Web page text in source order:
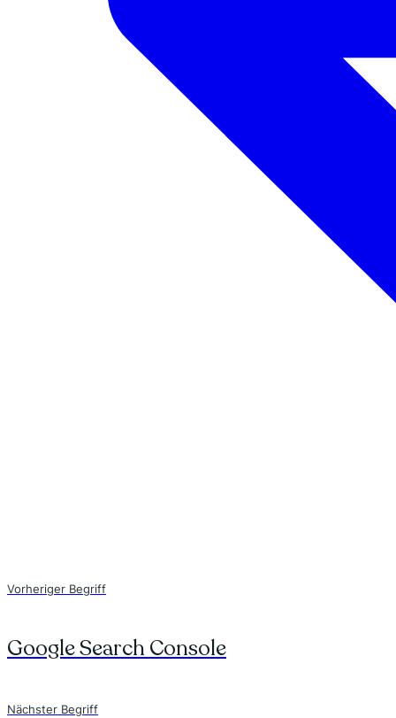
Vorheriger Begriff
Google Search Console
Nächster Begriff